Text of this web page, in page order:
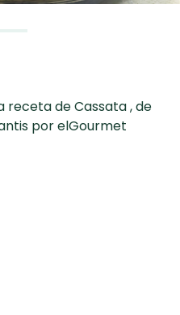
Key Lime Pie
de Cassata , de
por elGourmet